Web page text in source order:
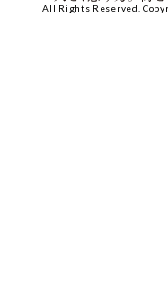
All Rights Reserved.